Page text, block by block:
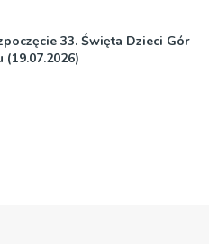
33. Święta Dzieci Gór
(19.07.2026)